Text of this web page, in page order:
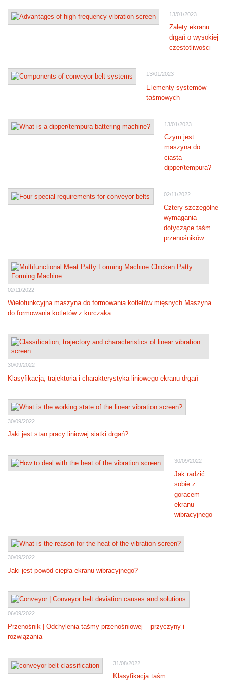
13/01/2023
Zalety ekranu
drgań o wysokiej
częstotliwości
13/01/2023
Elementy systemów
taśmowych
13/01/2023
Czym jest
maszyna do
ciasta
dipper/tempura?
02/11/2022
Cztery szczególne
wymagania
dotyczące taśm
przenośników
02/11/2022
Wielofunkcyjna maszyna do formowania kotletów mięsnych Maszyna
do formowania kotletów z kurczaka
30/09/2022
Klasyfikacja, trajektoria i charakterystyka liniowego ekranu drgań
30/09/2022
Jaki jest stan pracy liniowej siatki drgań?
30/09/2022
Jak radzić
sobie z
gorącem
ekranu
wibracyjnego
30/09/2022
Jaki jest powód ciepła ekranu wibracyjnego?
06/09/2022
Przenośnik | Odchylenia taśmy przenośniowej – przyczyny i
rozwiązania
31/08/2022
Klasyfikacja taśm